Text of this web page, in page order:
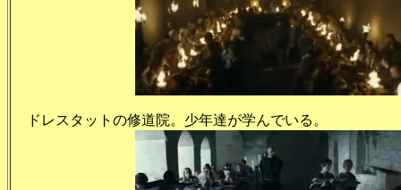
ドレスタットの修道院。少年達が学んでいる。